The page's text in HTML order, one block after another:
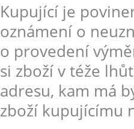
Kupující je
oznámení o
o provedení
si zboží v téže
adresu, kam má
zboží kupujícímu